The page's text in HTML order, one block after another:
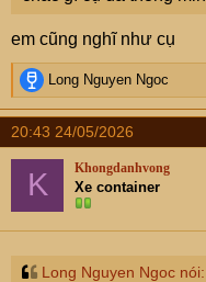
em cũng nghĩ như cụ
R
e
a
c
t
o
n
s
Long Nguyen Ngoc
20:43 24/05/2026
K Khongdanhvong
Xe container
Long Nguyen Ngoc nói: